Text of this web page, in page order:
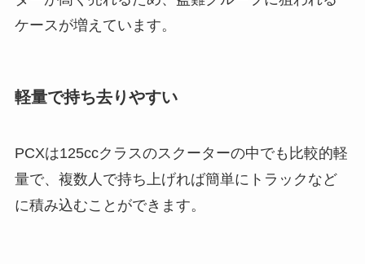
ケースが増えています。
軽量で持ち去りやすい
PCXは125ccクラスのスクーターの中でも比較的軽
量で、複数人で持ち上げれば簡単にトラックなど
に積み込むことができます。